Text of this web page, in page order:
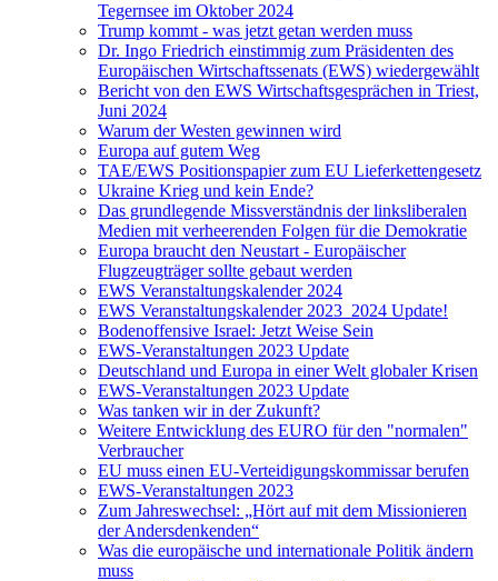
Tegernsee im Oktober 2024
Trump kommt - was jetzt getan werden muss
Dr. Ingo Friedrich einstimmig zum Präsidenten des
Europäischen Wirtschaftssenats (EWS) wiedergewählt
Bericht von den EWS Wirtschaftsgesprächen in Triest,
Juni 2024
Warum der Westen gewinnen wird
Europa auf gutem Weg
TAE/EWS Positionspapier zum EU Lieferkettengesetz
Ukraine Krieg und kein Ende?
Das grundlegende Missverständnis der linksliberalen
Medien mit verheerenden Folgen für die Demokratie
Europa braucht den Neustart - Europäischer
Flugzeugträger sollte gebaut werden
EWS Veranstaltungskalender 2024
EWS Veranstaltungskalender 2023_2024 Update!
Bodenoffensive Israel: Jetzt Weise Sein
EWS-Veranstaltungen 2023 Update
Deutschland und Europa in einer Welt globaler Krisen
EWS-Veranstaltungen 2023 Update
Was tanken wir in der Zukunft?
Weitere Entwicklung des EURO für den "normalen"
Verbraucher
EU muss einen EU-Verteidigungskommissar berufen
EWS-Veranstaltungen 2023
Zum Jahreswechsel: „Hört auf mit dem Missionieren
der Andersdenkenden“
Was die europäische und internationale Politik ändern
muss